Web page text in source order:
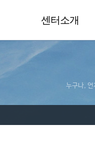
센터소개
누구나, 언